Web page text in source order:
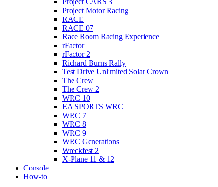
Project CARS 3
Project Motor Racing
RACE
RACE 07
Race Room Racing Experience
rFactor
rFactor 2
Richard Burns Rally
Test Drive Unlimited Solar Crown
The Crew
The Crew 2
WRC 10
EA SPORTS WRC
WRC 7
WRC 8
WRC 9
WRC Generations
Wreckfest 2
X-Plane 11 & 12
Console
How-to